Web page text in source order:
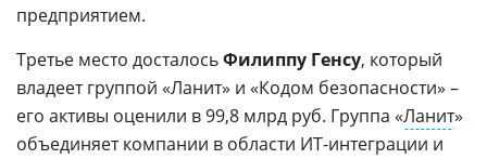
предприятием.
Третье место досталосьФилиппу Генсу, который
владеет группой «Ланит» и «Кодом безопасности» –
его активы оценили в 99,8 млрд руб. Группа «Ланит»
объединяет компании в области ИТ-интеграции и